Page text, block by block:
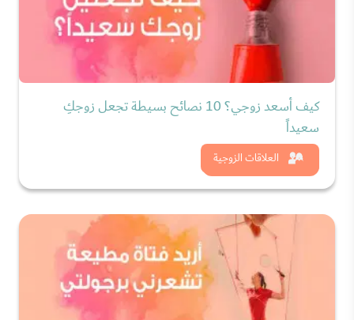
العلاقات الزوجية
كيف أسعد زوجي؟ 10 نصائح بسيطة تجعل زوجكِ
سعيداً
شاهد الان